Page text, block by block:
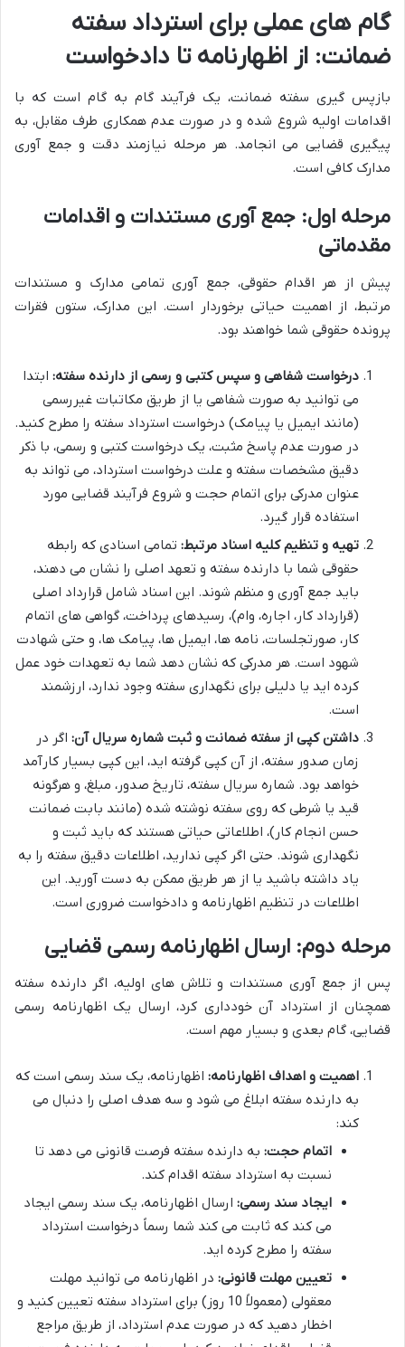
گام های عملی برای استرداد سفته
ضمانت: از اظهارنامه تا دادخواست
بازپس گیری سفته ضمانت، یک فرآیند گام به گام است که با
اقدامات اولیه شروع شده و در صورت عدم همکاری طرف مقابل، به
پیگیری قضایی می انجامد. هر مرحله نیازمند دقت و جمع آوری
مدارک کافی است.
مرحله اول: جمع آوری مستندات و اقدامات
مقدماتی
پیش از هر اقدام حقوقی، جمع آوری تمامی مدارک و مستندات
مرتبط، از اهمیت حیاتی برخوردار است. این مدارک، ستون فقرات
پرونده حقوقی شما خواهند بود.
درخواست شفاهی و سپس کتبی و رسمی از دارنده سفته: ابتدا
می توانید به صورت شفاهی یا از طریق مکاتبات غیررسمی
(مانند ایمیل یا پیامک) درخواست استرداد سفته را مطرح کنید.
در صورت عدم پاسخ مثبت، یک درخواست کتبی و رسمی، با ذکر
دقیق مشخصات سفته و علت درخواست استرداد، می تواند به
عنوان مدرکی برای اتمام حجت و شروع فرآیند قضایی مورد
استفاده قرار گیرد.
تهیه و تنظیم کلیه اسناد مرتبط: تمامی اسنادی که رابطه
حقوقی شما با دارنده سفته و تعهد اصلی را نشان می دهند،
باید جمع آوری و منظم شوند. این اسناد شامل قرارداد اصلی
(قرارداد کار، اجاره، وام)، رسیدهای پرداخت، گواهی های اتمام
کار، صورتجلسات، نامه ها، ایمیل ها، پیامک ها، و حتی شهادت
شهود است. هر مدرکی که نشان دهد شما به تعهدات خود عمل
کرده اید یا دلیلی برای نگهداری سفته وجود ندارد، ارزشمند
است.
داشتن کپی از سفته ضمانت و ثبت شماره سریال آن: اگر در
زمان صدور سفته، از آن کپی گرفته اید، این کپی بسیار کارآمد
خواهد بود. شماره سریال سفته، تاریخ صدور، مبلغ، و هرگونه
قید یا شرطی که روی سفته نوشته شده (مانند بابت ضمانت
حسن انجام کار)، اطلاعاتی حیاتی هستند که باید ثبت و
نگهداری شوند. حتی اگر کپی ندارید، اطلاعات دقیق سفته را به
یاد داشته باشید یا از هر طریق ممکن به دست آورید. این
اطلاعات در تنظیم اظهارنامه و دادخواست ضروری است.
مرحله دوم: ارسال اظهارنامه رسمی قضایی
پس از جمع آوری مستندات و تلاش های اولیه، اگر دارنده سفته
همچنان از استرداد آن خودداری کرد، ارسال یک اظهارنامه رسمی
قضایی، گام بعدی و بسیار مهم است.
اهمیت و اهداف اظهارنامه: اظهارنامه، یک سند رسمی است که
به دارنده سفته ابلاغ می شود و سه هدف اصلی را دنبال می
کند:
اتمام حجت: به دارنده سفته فرصت قانونی می دهد تا
نسبت به استرداد سفته اقدام کند.
ایجاد سند رسمی: ارسال اظهارنامه، یک سند رسمی ایجاد
می کند که ثابت می کند شما رسماً درخواست استرداد
سفته را مطرح کرده اید.
تعیین مهلت قانونی: در اظهارنامه می توانید مهلت
معقولی (معمولاً 10 روز) برای استرداد سفته تعیین کنید و
اخطار دهید که در صورت عدم استرداد، از طریق مراجع